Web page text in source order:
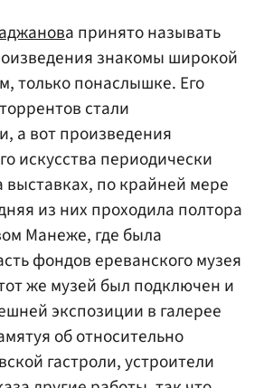
а принято называть
знакомы широкой
только понаслышке. Его
стали
а вот произведения
искусства периодически
по крайней мере
из них проходила полтора
Манеже, где была
фондов ереванского музея
же музей был подключен и
экспозиции в галерее
об относительно
гастроли, устроители